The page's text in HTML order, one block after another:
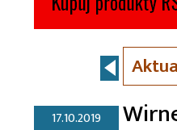
17.10.2019